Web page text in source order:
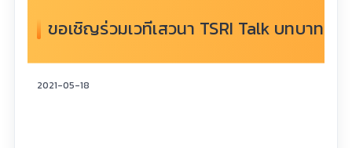
ขอเชิญร่วมเวทีเสวนา TSRI Talk บทบาทก
2021-05-18